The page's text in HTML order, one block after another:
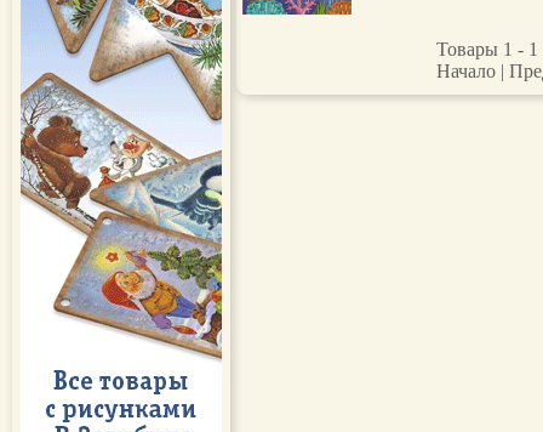
Товары 1 - 1
Начало |